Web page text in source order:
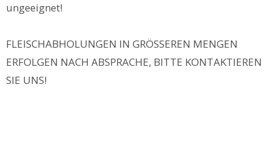
ungeeignet!
FLEISCHABHOLUNGEN IN GRÖSSEREN MENGEN
ERFOLGEN NACH ABSPRACHE, BITTE KONTAKTIEREN
SIE UNS!